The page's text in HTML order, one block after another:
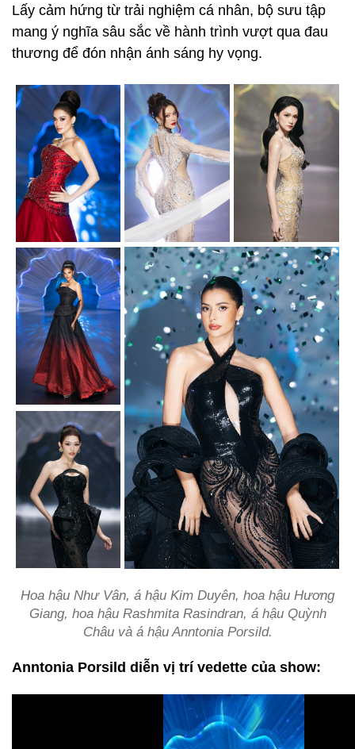
Lấy cảm hứng từ trải nghiệm cá nhân, bộ sưu tập
mang ý nghĩa sâu sắc về hành trình vượt qua đau
thương để đón nhận ánh sáng hy vọng.
Hoa hậu Như Vân, á hậu Kim Duyên, hoa hậu Hương
Giang, hoa hậu Rashmita Rasindran, á hậu Quỳnh
Châu và á hậu Anntonia Porsild.
Anntonia Porsild diễn vị trí vedette của show: